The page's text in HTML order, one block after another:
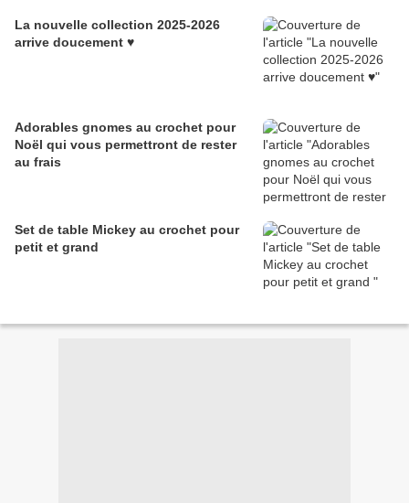
La nouvelle collection 2025-2026
arrive doucement ♥
Adorables gnomes au crochet pour
Noël qui vous permettront de rester
au frais
Set de table Mickey au crochet pour
petit et grand